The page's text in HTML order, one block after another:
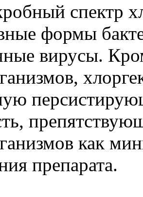
спектр
формы
вирусы.
как
препарата.